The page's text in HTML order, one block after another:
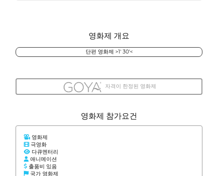
영화제 개요
단편 영화제 >1' 30'<
자격이 한정된 영화제
영화제 참가요건
영화제
극영화
다큐멘터리
애니메이션
출품비 있음
국가 영화제